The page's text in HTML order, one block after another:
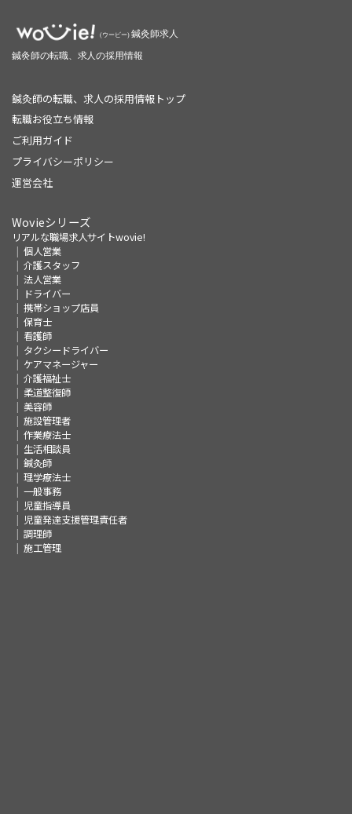
鍼灸師の転職、求人の採用情報トップ
転職お役立ち情報
ご利用ガイド
プライバシーポリシー
運営会社
Wovieシリーズ
リアルな職場求人サイトwovie!
個人営業
介護スタッフ
法人営業
ドライバー
携帯ショップ店員
保育士
看護師
タクシードライバー
ケアマネージャー
介護福祉士
柔道整復師
美容師
施設管理者
作業療法士
生活相談員
鍼灸師
理学療法士
一般事務
児童指導員
児童発達支援管理責任者
調理師
施工管理